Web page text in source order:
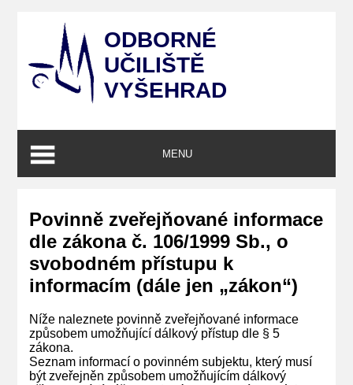
ODBORNÉ
UČILIŠTĚ
VYŠEHRAD
MENU
Povinně zveřejňované informace
dle zákona č. 106/1999 Sb., o
svobodném přístupu k
informacím (dále jen „zákon“)
Níže naleznete povinně zveřejňované informace
způsobem umožňující dálkový přístup dle § 5
zákona.
Seznam informací o povinném subjektu, který musí
být zveřejněn způsobem umožňujícím dálkový